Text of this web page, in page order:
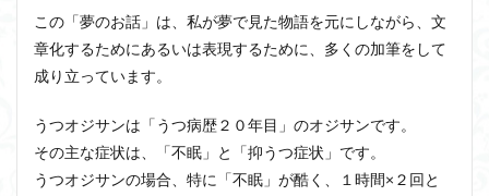
この「夢のお話」は、私が夢で見た物語を元にしながら、文
章化するためにあるいは表現するために、多くの加筆をして
成り立っています。
うつオジサンは「うつ病歴２０年目」のオジサンです。
その主な症状は、「不眠」と「抑うつ症状」です。
うつオジサンの場合、特に「不眠」が酷く、１時間×２回と